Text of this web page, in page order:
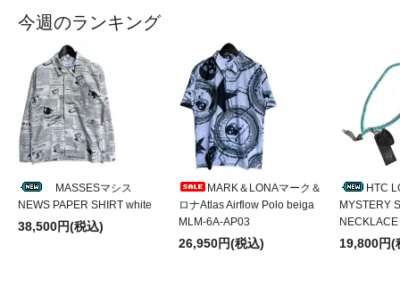
今週のランキング
MASSESマシス
NEWS PAPER SHIRT white
38,500円(税込)
MARK＆LONAマーク＆
ロナAtlas Airflow Polo beiga
MLM-6A-AP03
26,950円(税込)
HTC
MYSTERY
19,800円(